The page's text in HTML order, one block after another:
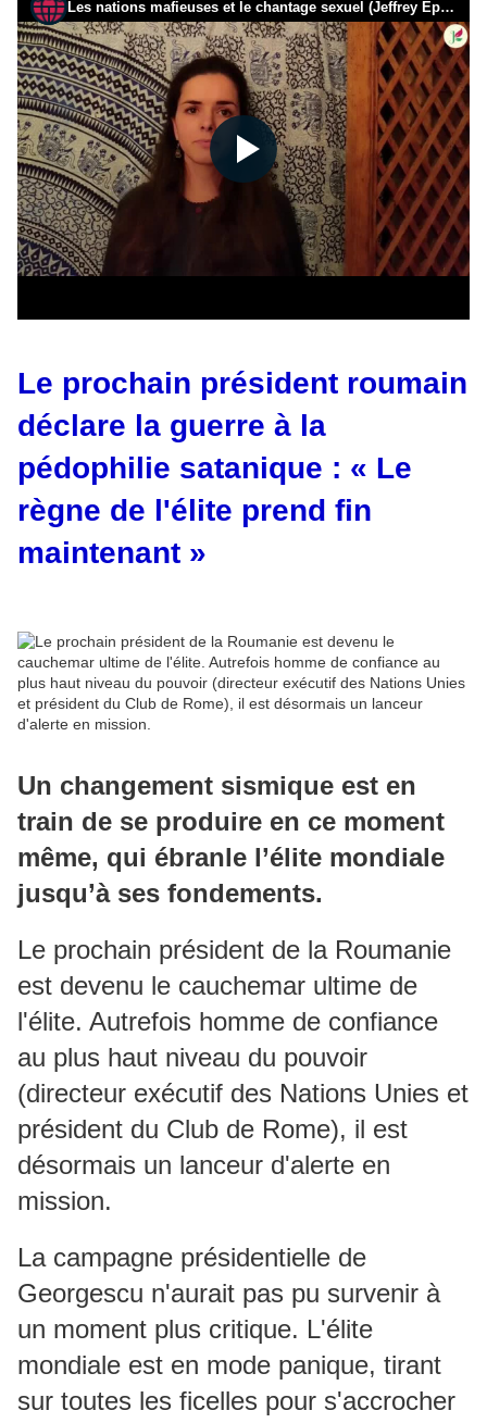
Le prochain président roumain
déclare la guerre à la
pédophilie satanique : « Le
règne de l'élite prend fin
maintenant »
Un changement sismique est en
train de se produire en ce moment
même, qui ébranle l’élite mondiale
jusqu’à ses fondements.
Le prochain président de la Roumanie
est devenu le cauchemar ultime de
l'élite. Autrefois homme de confiance
au plus haut niveau du pouvoir
(directeur exécutif des Nations Unies et
président du Club de Rome), il est
désormais un lanceur d'alerte en
mission.
La campagne présidentielle de
Georgescu n'aurait pas pu survenir à
un moment plus critique. L'élite
mondiale est en mode panique, tirant
sur toutes les ficelles pour s'accrocher